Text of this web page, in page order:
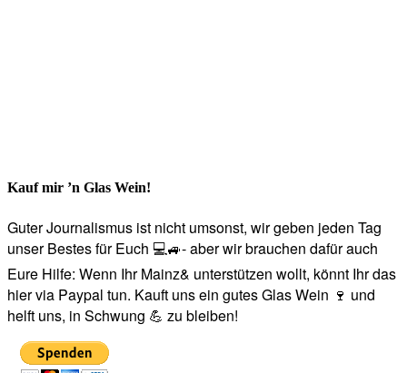
Kauf mir ’n Glas Wein!
Guter Journalismus ist nicht umsonst, wir geben jeden Tag
unser Bestes für Euch 💻🚙- aber wir brauchen dafür auch
Eure Hilfe: Wenn Ihr Mainz& unterstützen wollt, könnt Ihr das
hier via Paypal tun. Kauft uns ein gutes Glas Wein 🍷 und
helft uns, in Schwung 💪 zu bleiben!